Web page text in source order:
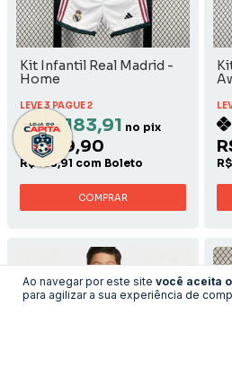
Ao navegar por este site você aceita
para agilizar a sua experiência de
Kit Infantil Real Madrid -
Home
LEVE 3 PAGUE 2
R$183,91 no pix
R$ 199,90
R$ 183,91 com Boleto
COMPRAR